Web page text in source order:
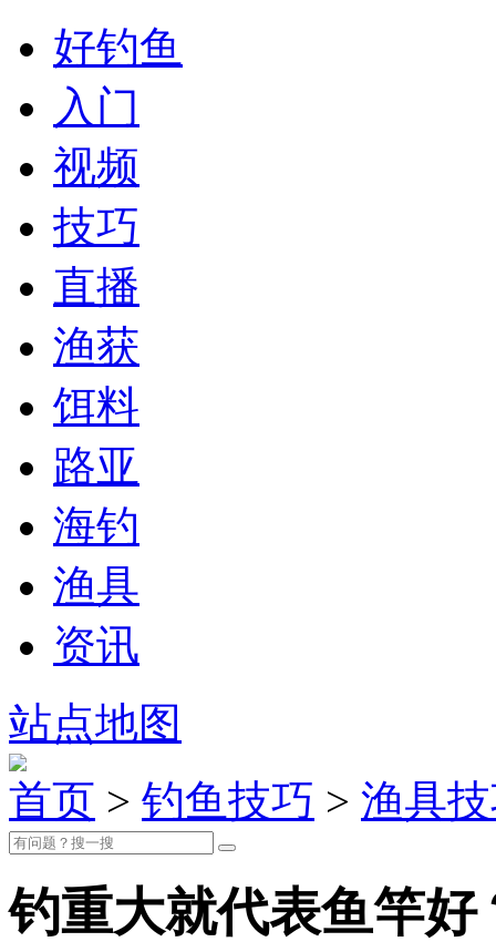
好钓鱼
入门
视频
技巧
直播
渔获
饵料
路亚
海钓
渔具
资讯
站点地图
首页 > 钓鱼技巧 > 渔具
钓重大就代表鱼竿